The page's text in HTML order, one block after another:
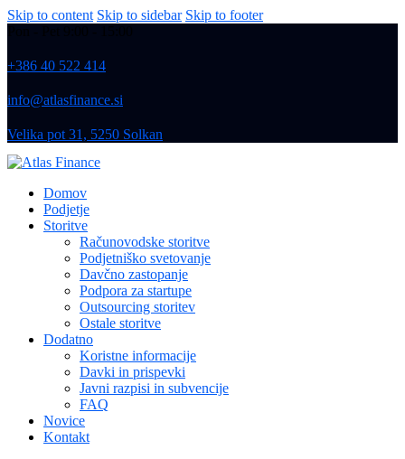
Skip to content Skip to sidebar Skip to footer
+386 40 522 414
info@atlasfinance.si
Velika pot 31, 5250 Solkan
Domov
Podjetje
Storitve
Računovodske storitve
Podjetniško svetovanje
Davčno zastopanje
Podpora za startupe
Outsourcing storitev
Ostale storitve
Dodatno
Koristne informacije
Davki in prispevki
Javni razpisi in subvencije
FAQ
Novice
Kontakt